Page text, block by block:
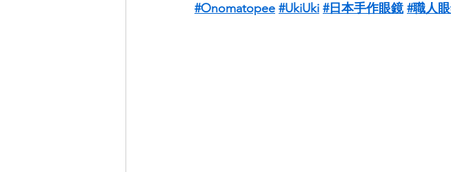
#Onomatopee #UkiUki #日本手作眼鏡 #職人